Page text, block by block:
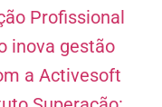
Profissional
inova gestão
a Activesoft